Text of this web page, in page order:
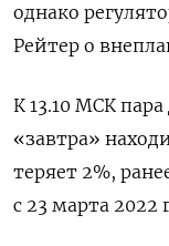
однако
Рейтер о
К 13.10 МСК
«завтра»
теряет 2%,
с 23 марта 2022